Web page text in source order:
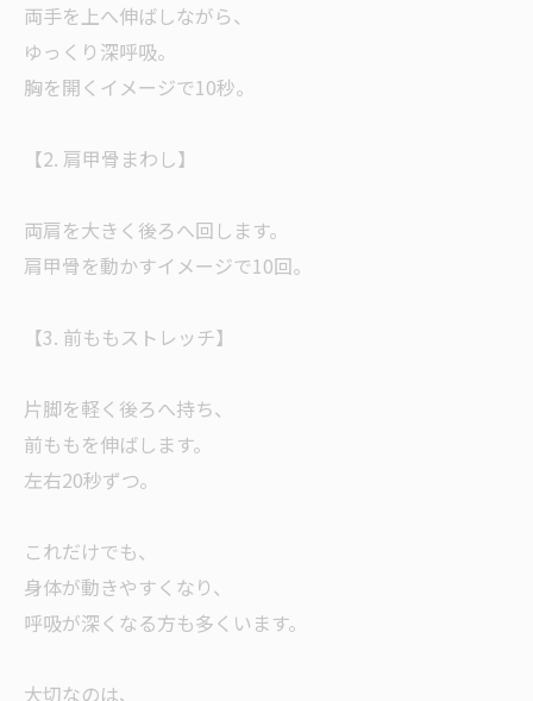
両手を上へ伸ばしながら、
ゆっくり深呼吸。
胸を開くイメージで10秒。
【2. 肩甲骨まわし】
両肩を大きく後ろへ回します。
肩甲骨を動かすイメージで10回。
【3. 前ももストレッチ】
片脚を軽く後ろへ持ち、
前ももを伸ばします。
左右20秒ずつ。
これだけでも、
身体が動きやすくなり、
呼吸が深くなる方も多くいます。
大切なのは、